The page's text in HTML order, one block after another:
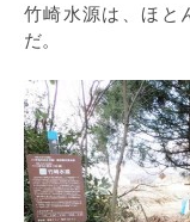
竹崎水源は、ほと
だ。